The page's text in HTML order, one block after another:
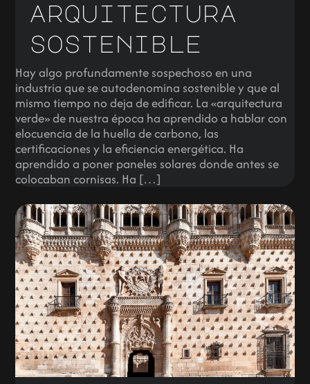
arquitectura
sostenible
Hay algo profundamente sospechoso en una
industria que se autodenomina sostenible y que al
mismo tiempo no deja de edificar. La «arquitectura
verde» de nuestra época ha aprendido a hablar con
elocuencia de la huella de carbono, las
certificaciones y la eficiencia energética. Ha
aprendido a poner paneles solares donde antes se
colocaban cornisas. Ha […]